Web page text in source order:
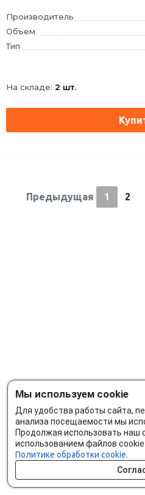
Производитель
Объем
Тип
На складе: 2 шт.
Предыдущая 1 2
Мы используем cookie
Для удобства работы сайта,
анализа посещаемости мы
Продолжая использовать наш
использованием файлов
Политике обработки cookie.